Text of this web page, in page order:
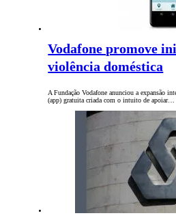
Vodafone promove
violência doméstica
A Fundação Vodafone anunciou a expansão
(app) gratuita criada com o intuito de apoiar…